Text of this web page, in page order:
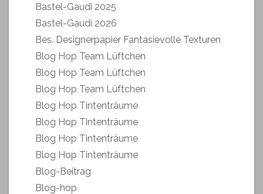
Bastel-Gaudi 2025
Bastel-Gaudi 2026
Bes. Designerpapier Fantasievolle Texturen
Blog Hop Team Lüftchen
Blog Hop Team Lüftchen
Blog Hop Team Lüftchen
Blog Hop Tintenträume
Blog Hop Tintenträume
Blog Hop Tintenträume
Blog Hop Tintenträume
Blog-Beitrag
Blog-hop